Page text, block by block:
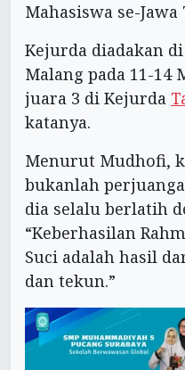
Mahasiswa se-
Kejurda diadakan
Malang pada 11-14
juara 3 di Kejurda
katanya.
Menurut Mudhofi,
bukanlah
dia selalu berlatih
“Keberhasilan
Suci adalah hasil
dan tekun.”